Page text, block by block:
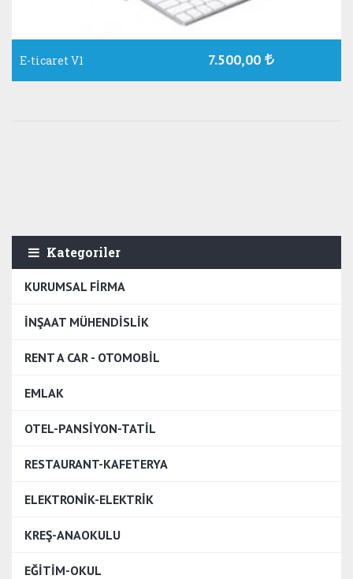
E-ticaret V1 7.500,00
Kategoriler
KURUMSAL FİRMA
İNŞAAT MÜHENDİSLİK
RENT A CAR - OTOMOBİL
EMLAK
OTEL-PANSİYON-TATİL
RESTAURANT-KAFETERYA
ELEKTRONİK-ELEKTRİK
KREŞ-ANAOKULU
EĞİTİM-OKUL